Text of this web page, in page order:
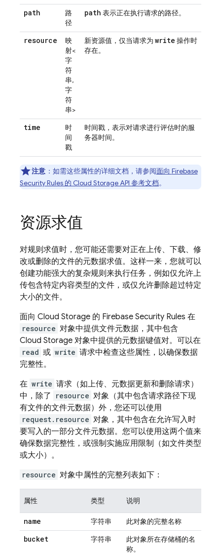
path
路
径
path 表示正在执行请求的路径。
resource
映
射<
字
符
串,
字
符
串>
新资源值，仅当请求为 write 操作时
存在。
time
时
间
戳
时间戳，表示对请求进行评估时的服
务器时间。
注意 ：如需这些属性的详细文档，请参阅面向 Firebase
Security Rules 的 Cloud StorageAPI 参考文档。
资源求值
对规则求值时，您可能还需要对正在上传、下载、修
改或删除的文件的元数据求值。这样一来，您就可以
创建功能强大的复杂规则来执行任务，例如仅允许上
传包含特定内容类型的文件，或仅允许删除超过特定
大小的文件。
面向 Cloud Storage 的 Firebase Security Rules 在
resource 对象中提供文件元数据，其中包含
Cloud Storage 对象中提供的元数据键值对。可以在
read 或 write 请求中检查这些属性，以确保数据
完整性。
在 write 请求（如上传、元数据更新和删除请求）
中，除了
resource 对象（其中包含请求路径下现
有文件的文件元数据）外，您还可以使用
request.resource 对象，其中包含在允许写入时
要写入的一部分文件元数据。您可以使用这两个值来
确保数据完整性，或强制实施应用限制（如文件类型
或大小）。
resource 对象中属性的完整列表如下：
属性 类型 说明
name 字符串 此对象的完整名称
bucket 字符串
此对象所在存储桶的名
称。